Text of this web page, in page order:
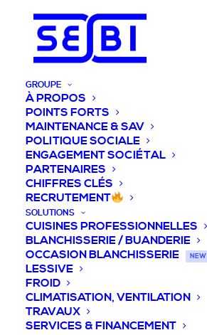
GROUPE
À PROPOS
POINTS FORTS
MAINTENANCE & SAV
POLITIQUE SOCIALE
ENGAGEMENT SOCIÉTAL
PARTENAIRES
CHIFFRES CLÉS
RECRUTEMENT
SOLUTIONS
CUISINES PROFESSIONNELLES
BLANCHISSERIE / BUANDERIE
OCCASION BLANCHISSERIE
NEW
LESSIVE
FROID
CLIMATISATION, VENTILATION
TRAVAUX
SERVICES & FINANCEMENT